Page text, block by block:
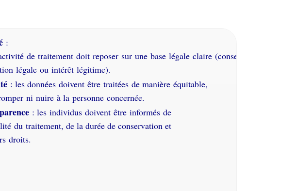
:
de traitement doit reposer sur une base légale claire (consentement,
légale ou intérêt légitime).
: les données doivent être traitées de manière équitable,
ni nuire à la personne concernée.
: les individus doivent être informés de
du traitement, de la durée de conservation et
droits.